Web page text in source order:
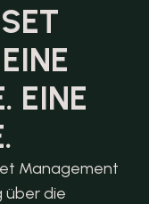
Karriere
Kontakt
EINE
Management
über die